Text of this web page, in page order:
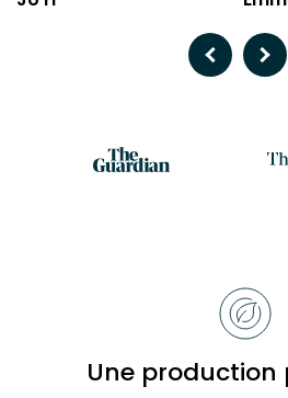
Previous
BobbiUne production